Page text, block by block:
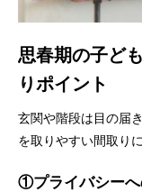
思春期の子ど
りポイント
玄関や階段は目の届
を取りやすい間取り
①プライバシー